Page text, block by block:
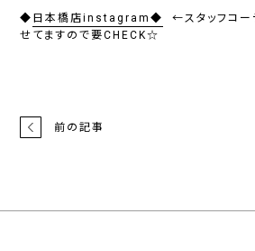
◆ 日本橋店instagram◆
←スタッフコー
せてますので要CHECK☆
前の記事